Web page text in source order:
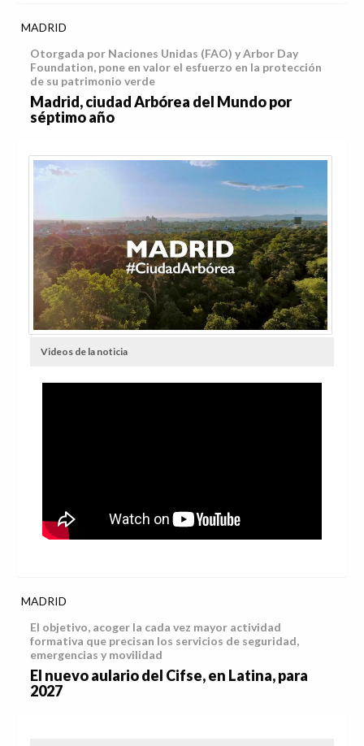
MADRID
Otorgada por Naciones Unidas (FAO) y Arbor Day
Foundation, pone en valor el esfuerzo en la protección
de su patrimonio verde
Madrid, ciudad Arbórea del Mundo por
séptimo año
Videos de la noticia
MADRID
El objetivo, acoger la cada vez mayor actividad
formativa que precisan los servicios de seguridad,
emergencias y movilidad
El nuevo aulario del Cifse, en Latina, para
2027